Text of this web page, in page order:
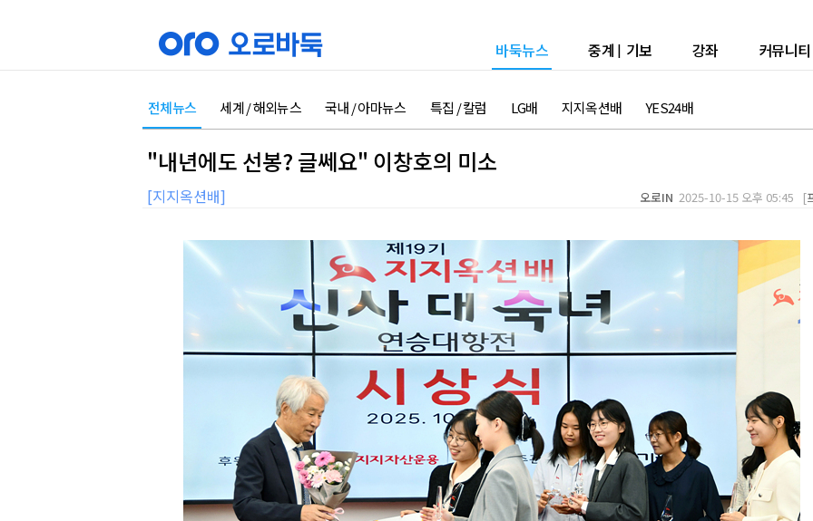
바둑뉴스 중계 | 기보 강좌 커뮤니티
전체뉴스 세계 / 해외뉴스 국내 / 아마뉴스 특집 / 칼럼 LG배 지지옥션배 YES24배
"내년에도 선봉? 글쎄요" 이창호의 미소
[지지옥션배] 오로IN 2025-10-15 오후 05:45 [